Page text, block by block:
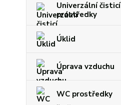
Univerzální čisticí
prostředky
Úklid
Úprava vzduchu
WC prostředky